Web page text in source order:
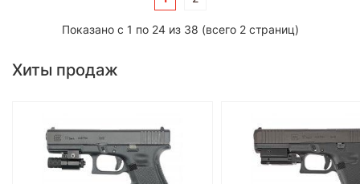
Показано с 1 по 24 из 38 (всего 2 страниц)
Хиты продаж